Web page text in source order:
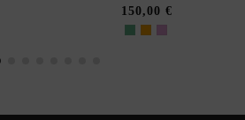
150,00 €